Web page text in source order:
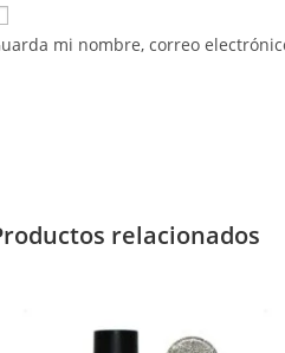
mi nombre, correo
relacionados